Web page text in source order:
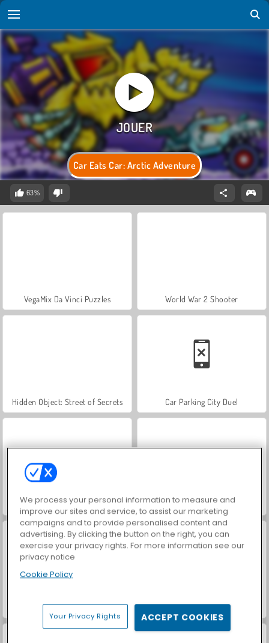
Car Eats Car: Arctic Adventure
63%
VegaMix Da Vinci Puzzles World War 2 Shooter
Hidden Object: Street of Secrets Car Parking City Duel
ASMR Makeover & Makeup Studio Farm Merge Valley
Let's Fish! Casino World
We process your personal information to measure and
improve our sites and service, to assist our marketing
campaigns and to provide personalised content and
advertising. By clicking the button on the right, you can
exercise your privacy rights. For more information see our
privacy notice
Cookie Policy
Your Privacy Rights ACCEPT COOKIES